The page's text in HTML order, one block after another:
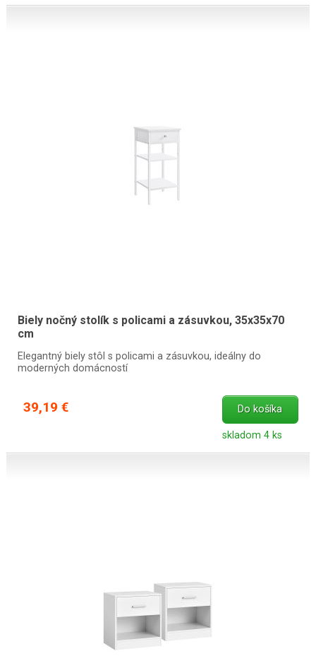
Biely nočný stolík s policami a zásuvkou, 35x35x70
cm
Elegantný biely stôl s policami a zásuvkou, ideálny do
moderných domácností
39,19 € Do košíka
skladom 4 ks